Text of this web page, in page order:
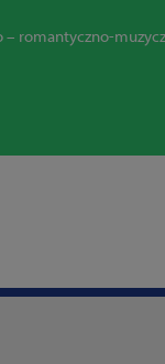
– romantyczno-